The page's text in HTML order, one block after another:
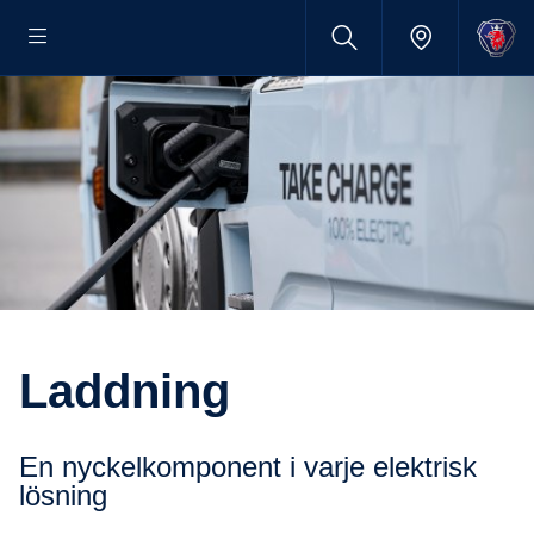
Laddning
En nyckelkomponent i varje elektrisk
lösning